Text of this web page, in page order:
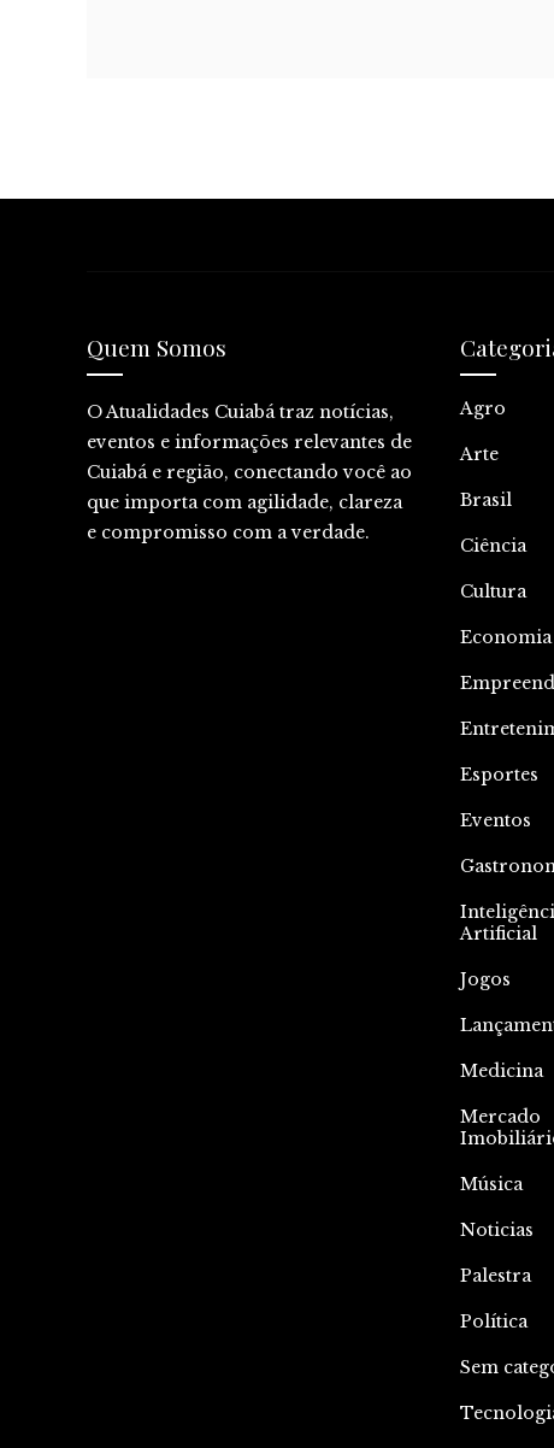
Quem Somos
O Atualidades Cuiabá traz notícias,
eventos e informações relevantes de
Cuiabá e região, conectando você ao
que importa com agilidade, clareza
e compromisso com a verdade.
Agro
Arte
Brasil
Ciência
Cultura
Economia
Esportes
Eventos
Artificial
Jogos
Medicina
Mercado
Música
Noticias
Palestra
Política
Sem